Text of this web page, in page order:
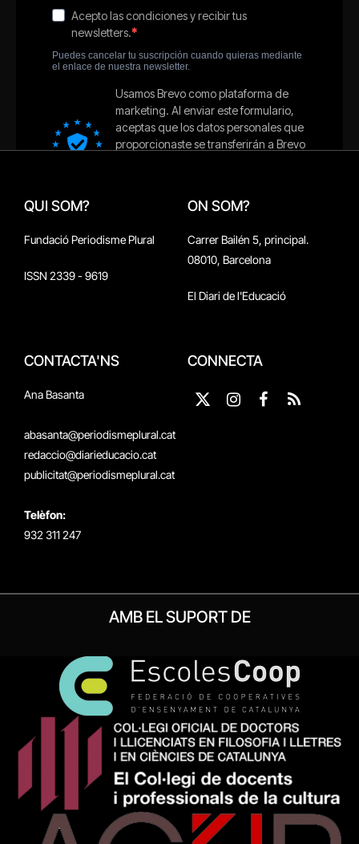
QUI SOM?
Fundació Periodisme Plural
ISSN 2339 - 9619
ON SOM?
Carrer Bailén 5, principal.
08010, Barcelona
El Diari de l'Educació
CONTACTA'NS
Ana Basanta
abasanta@periodismeplural.cat
redaccio@diarieducacio.cat
publicitat@periodismeplural.cat
Telèfon:
932 311 247
CONNECTA
X
Instagram
Facebook
RSS
AMB EL SUPORT DE